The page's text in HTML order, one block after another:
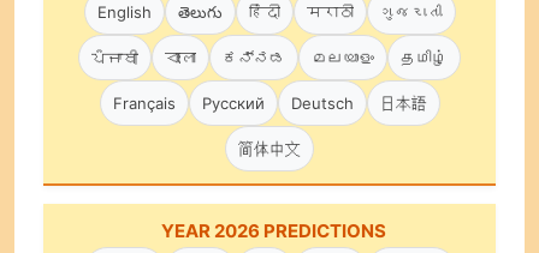
English తెలుగు हिंदी मराठी ગુજરાતી
ਪੰਜਾਬੀ বাংলা ಕನ್ನಡ മലയാളം தமிழ்
Français Русский Deutsch 日本語
简体中文
YEAR 2026 PREDICTIONS